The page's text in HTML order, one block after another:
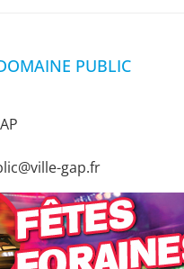
PUBLIC
gap.fr